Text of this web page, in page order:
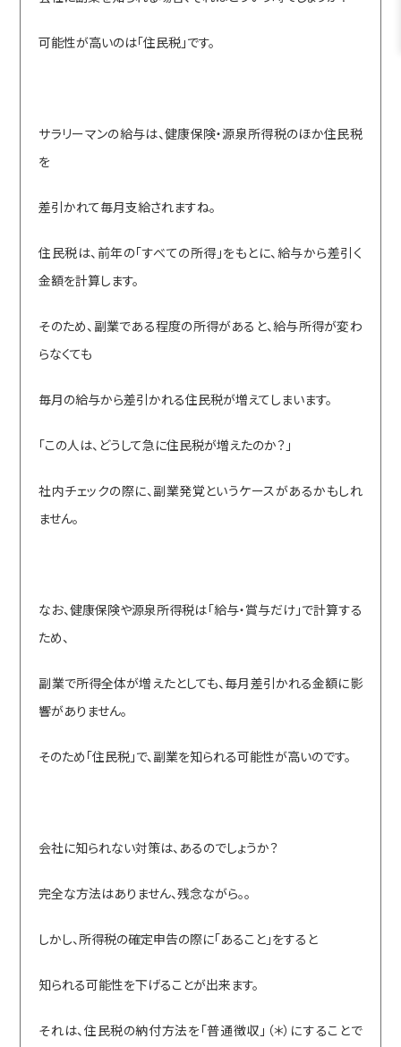
可能性が高いのは「住民税」です。
サラリーマンの給与は、健康保険・源泉所得税のほか住民税
を
差引かれて毎月支給されますね。
住民税は、前年の「すべての所得」をもとに、給与から差引く
金額を計算します。
そのため、副業である程度の所得があると、給与所得が変わ
らなくても
毎月の給与から差引かれる住民税が増えてしまいます。
「この人は、どうして急に住民税が増えたのか？」
社内チェックの際に、副業発覚というケースがあるかもしれ
ません。
なお、健康保険や源泉所得税は「給与・賞与だけ」で計算する
ため、
副業で所得全体が増えたとしても、毎月差引かれる金額に影
響がありません。
そのため「住民税」で、副業を知られる可能性が高いのです。
会社に知られない対策は、あるのでしょうか？
完全な方法はありません、残念ながら。。
しかし、所得税の確定申告の際に「あること」をすると
知られる可能性を下げることが出来ます。
それは、住民税の納付方法を「普通徴収」（＊）にすることで